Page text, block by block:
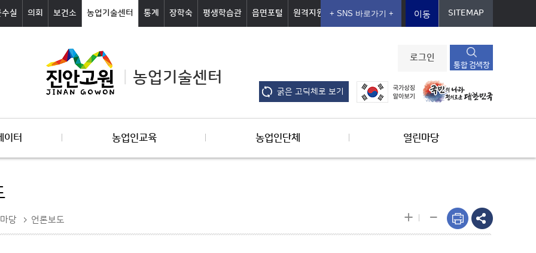
실 의회 보건소 농업기술센터 통계 장학숙 평생학습관 읍면포털 원격지원 이동 SITEMAP
농업기술센터
로그인
통합 검색창
굵은 고딕체로 보기
이터 농업인교육 농업인단체 열린마당
당 언론보도 + -